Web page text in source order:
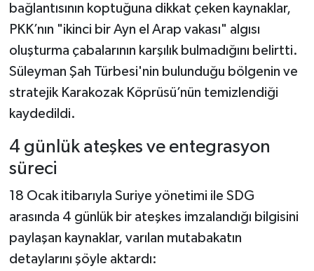
bağlantısının koptuğuna dikkat çeken kaynaklar,
PKK’nın "ikinci bir Ayn el Arap vakası" algısı
oluşturma çabalarının karşılık bulmadığını belirtti.
Süleyman Şah Türbesi'nin bulunduğu bölgenin ve
stratejik Karakozak Köprüsü’nün temizlendiği
kaydedildi.
4 günlük ateşkes ve entegrasyon
süreci
18 Ocak itibarıyla Suriye yönetimi ile SDG
arasında 4 günlük bir ateşkes imzalandığı bilgisini
paylaşan kaynaklar, varılan mutabakatın
detaylarını şöyle aktardı: